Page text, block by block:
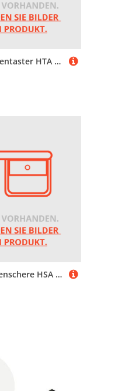
Stihl Akku-Hochentaster HTA 50 ohne Akku und Ladegerät
Stihl Akku-Heckenschere HSA 40 ohne Akku und Ladegerät